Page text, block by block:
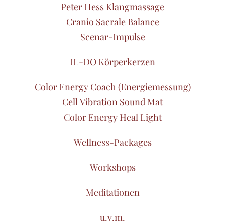
Peter Hess Klangmassage
Cranio Sacrale Balance
Scenar-Impulse
IL-DO Körperkerzen
Color Energy Coach (Energiemessung)
Cell Vibration Sound Mat
Color Energy Heal Light
Wellness-Packages
Workshops
Meditationen
u.v.m.